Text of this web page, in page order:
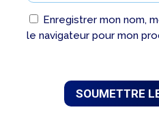
Enregistrer mon nom,
le navigateur pour mon
SOUMETTRE